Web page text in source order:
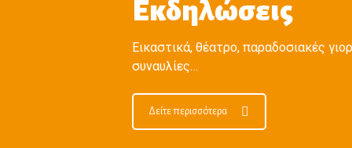
Εκδηλώσεις
Εικαστικά, θέατρο, παραδοσιακές
συναυλίες…
Δείτε περισσότερα